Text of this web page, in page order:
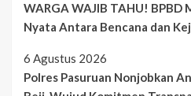
WARGA WAJIB TAHU! BPBD
Nyata Antara Bencana dan
6 Agustus 2026
Polres Pasuruan Nonjobkan